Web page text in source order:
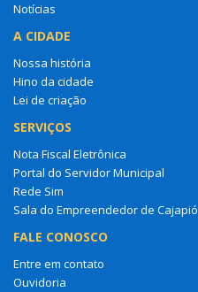
Notícias
A CIDADE
Nossa história
Hino da cidade
Lei de criação
SERVIÇOS
Nota Fiscal Eletrônica
Portal do Servidor Municipal
Rede Sim
Sala do Empreendedor de Cajapió
FALE CONOSCO
Entre em contato
Ouvidoria